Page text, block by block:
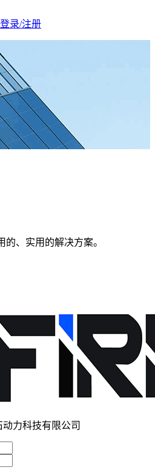
录/注册
的、实用的解决方案。
力科技有限公司